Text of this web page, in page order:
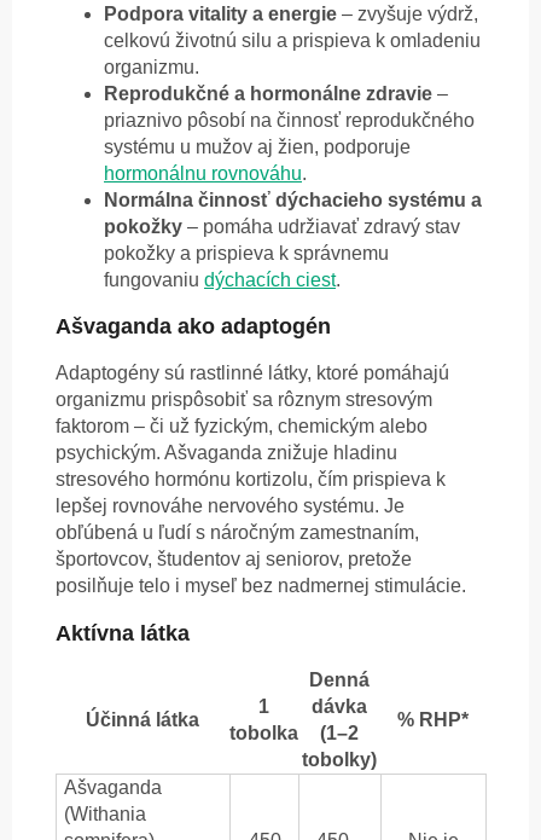
Podpora vitality a energie – zvyšuje výdrž,
celkovú životnú silu a prispieva k omladeniu
organizmu.
Reprodukčné a hormonálne zdravie –
priaznivo pôsobí na činnosť reprodukčného
systému u mužov aj žien, podporuje
hormonálnu rovnováhu.
Normálna činnosť dýchacieho systému a
pokožky – pomáha udržiavať zdravý stav
pokožky a prispieva k správnemu
fungovaniu dýchacích ciest.
Ašvaganda ako adaptogén
Adaptogény sú rastlinné látky, ktoré pomáhajú
organizmu prispôsobiť sa rôznym stresovým
faktorom – či už fyzickým, chemickým alebo
psychickým. Ašvaganda znižuje hladinu
stresového hormónu kortizolu, čím prispieva k
lepšej rovnováhe nervového systému. Je
obľúbená u ľudí s náročným zamestnaním,
športovcov, študentov aj seniorov, pretože
posilňuje telo i myseľ bez nadmernej stimulácie.
Aktívna látka
Účinná látka
1
tobolka
Denná
dávka
(1–2
tobolky)
% RHP*
Ašvaganda
(Withania